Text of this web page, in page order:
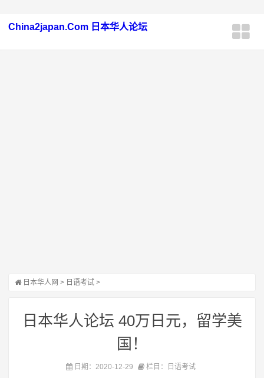
China2japan.Com 日本华人论坛
日本华人网 > 日语考试 >
日本华人论坛 40万日元，留学美
国！
日期：2020-12-29 栏目：日语考试